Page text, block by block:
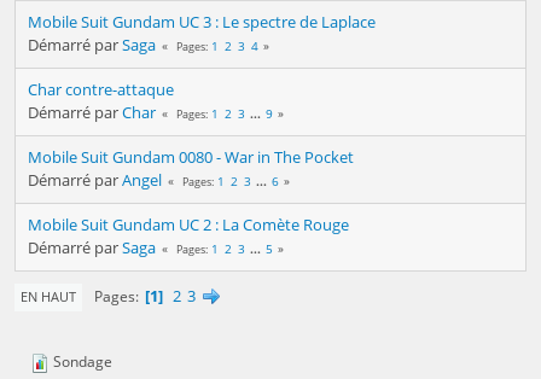
Mobile Suit Gundam UC 3 : Le spectre de Laplace
Démarré parSaga Pages 1 2 3 4
Char contre-attaque
Démarré parChar Pages 1 2 3 ... 9
Mobile Suit Gundam 0080 - War in The Pocket
Démarré parAngel Pages 1 2 3 ... 6
Mobile Suit Gundam UC 2 : La Comète Rouge
Démarré parSaga Pages 1 2 3 ... 5
EN HAUT Pages 1 2 3
Sondage